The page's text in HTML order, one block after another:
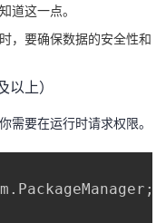
道这一点。
，要确保数据的安全性和
上）
需要在运行时请求权限。